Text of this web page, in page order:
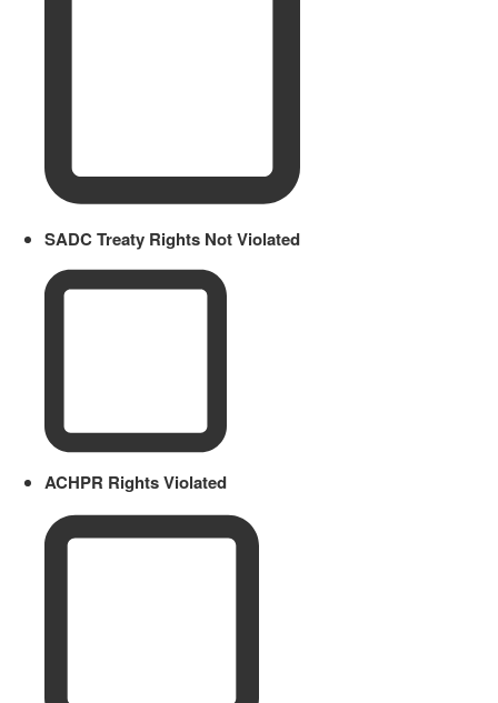
SADC Treaty Rights Not Violated
ACHPR Rights Violated